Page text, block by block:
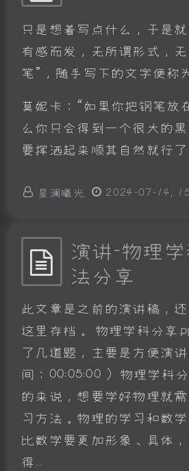
只是想着写点什么，于是就
有感而发，无所谓形式，
笔”，随手写下的文字便称
莫妮卡：“如果你把钢笔放
么你只会得到一个很大的
要挥洒起来顺其自然就行了
星澜曦光 2024-07-14,
演讲-物理
法分享
此文章是之前的演讲稿，
这里存档。 物理学科分享
了几道题，主要是方便演
间：00:05:00） 物理学科
的来说，想要学好物理就
习方法。物理的学习和数
比数学要更加形象、具体
得...